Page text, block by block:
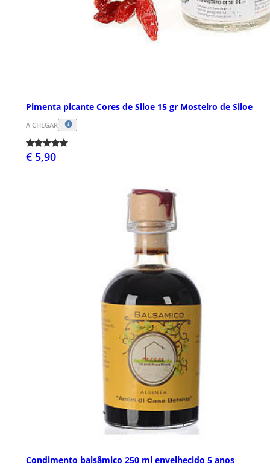
Pimenta picante Cores de Siloe 15 gr Mosteiro de Siloe
A CHEGAR
€ 5,90
Condimento balsâmico 250 ml envelhecido 5 anos